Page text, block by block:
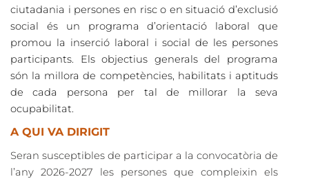
ciutadania i persones en risc o en situació d’exclusió
social és un programa d’orientació laboral que
promou la inserció laboral i social de les persones
participants. Els objectius generals del programa
són la millora de competències, habilitats i aptituds
de cada persona per tal de millorar la seva
ocupabilitat.
A QUI VA DIRIGIT
Seran susceptibles de participar a la convocatòria de
l’any 2026-2027 les persones que compleixin els